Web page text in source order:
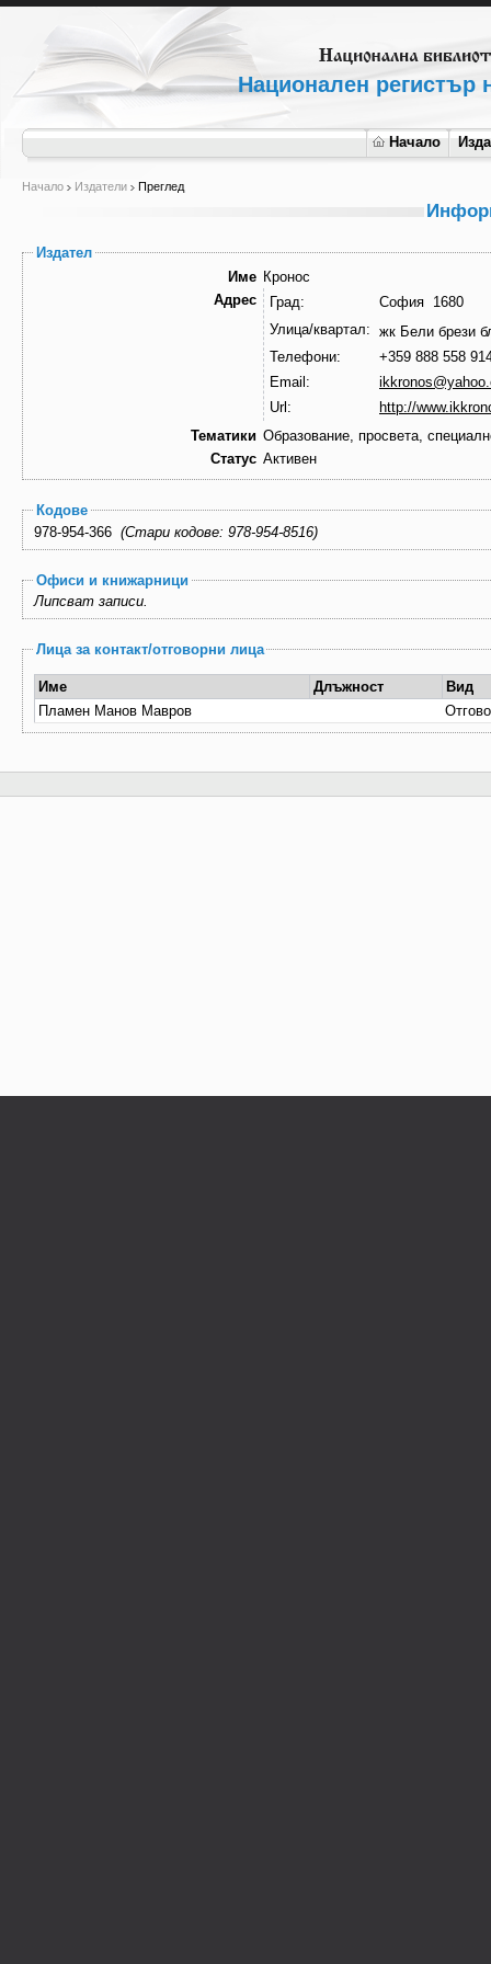
Национален регистър
Начало
Начало Издатели Преглед
Издател
Име Кронос
Адрес
Град:
София 1680
Улица/квартал: жк Бели брези
Телефони:
+359 888 558
Email:
Url:
http://
Тематики Образование, просвета,
Статус Активен
Кодове
(Стари кодове: 978-954-8516)
Офиси и книжарници
Липсват записи.
Лица за контакт/отговорни лица
Име Длъжност
Вид
Пламен Манов Мавров